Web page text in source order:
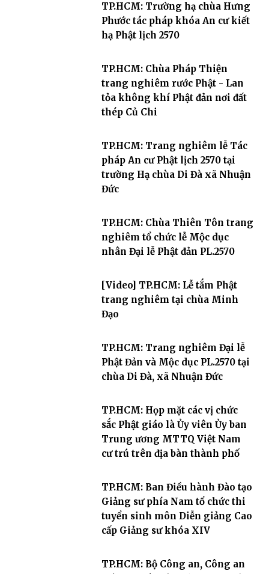
TP.HCM: Trường hạ chùa Hưng
Phước tác pháp khóa An cư kiết
hạ Phật lịch 2570
TP.HCM: Chùa Pháp Thiện
trang nghiêm rước Phật - Lan
tỏa không khí Phật đản nơi đất
thép Củ Chi
TP.HCM: Trang nghiêm lễ Tác
pháp An cư Phật lịch 2570 tại
trường Hạ chùa Di Đà xã Nhuận
Đức
TP.HCM: Chùa Thiên Tôn trang
nghiêm tổ chức lễ Mộc dục
nhân Đại lễ Phật đản PL.2570
[Video] TP.HCM: Lễ tắm Phật
trang nghiêm tại chùa Minh
Đạo
TP.HCM: Trang nghiêm Đại lễ
Phật Đản và Mộc dục PL.2570 tại
chùa Di Đà, xã Nhuận Đức
TP.HCM: Họp mặt các vị chức
sắc Phật giáo là Ủy viên Ủy ban
Trung ương MTTQ Việt Nam
cư trú trên địa bàn thành phố
TP.HCM: Ban Điều hành Đào tạo
Giảng sư phía Nam tổ chức thi
tuyển sinh môn Diễn giảng Cao
cấp Giảng sư khóa XIV
TP.HCM: Bộ Công an, Công an